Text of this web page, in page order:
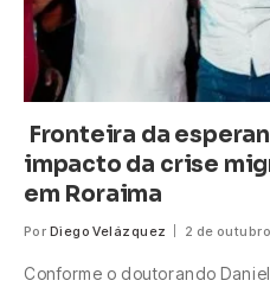
Fronteira da
impacto da crise
em Roraima
Por Diego Velázquez 2 de
Conforme o doutorando